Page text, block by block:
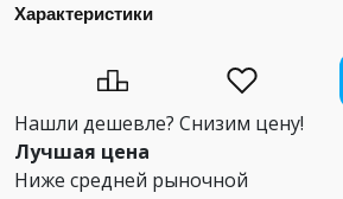
Характеристики
Нашли дешевле? Снизим цену!
Лучшая цена
Ниже средней рыночной